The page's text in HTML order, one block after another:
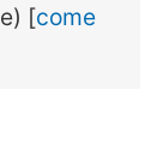
[come